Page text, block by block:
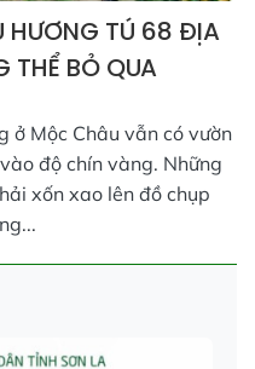
TÚ 68 ĐỊA
THỂ BỎ QUA
ở Mộc Châu vẫn có vườn
độ chín vàng. Những
xốn xao lên đồ chụp